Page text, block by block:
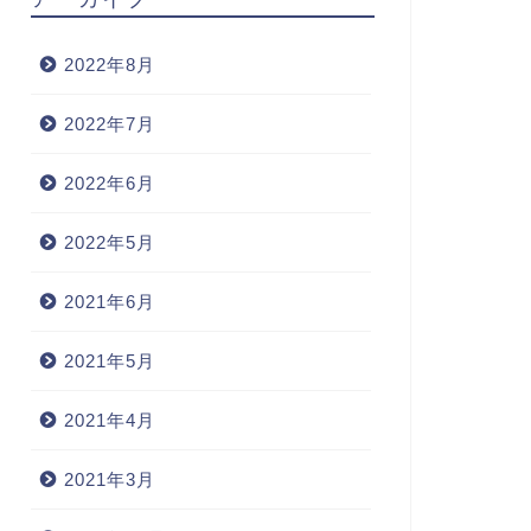
2022年8月
2022年7月
2022年6月
2022年5月
2021年6月
2021年5月
2021年4月
2021年3月